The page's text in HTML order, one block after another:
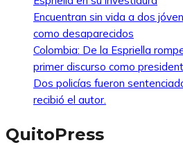
Encuentran sin vida a dos
como desaparecidos
Colombia: De la Espriella
primer discurso como
Dos policías fueron
recibió el autor.
QuitoPress